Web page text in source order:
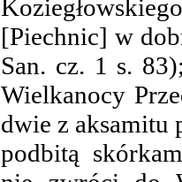
[Piechnic] w
San. cz. 1 s.
Wielkanocy
dwie z aksamitu
podbitą